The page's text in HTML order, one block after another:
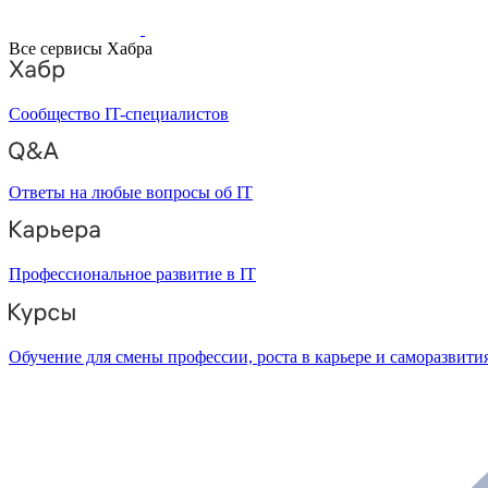
Все сервисы Хабра
Сообщество IT-специалистов
Ответы на любые вопросы об IT
Профессиональное развитие в IT
Обучение для смены профессии, роста в карьере и